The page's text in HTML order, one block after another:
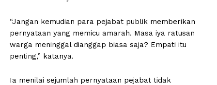
“Jangan kemudian para pejabat publik memberikan
pernyataan yang memicu amarah. Masa iya ratusan
warga meninggal dianggap biasa saja? Empati itu
penting,” katanya.
Ia menilai sejumlah pernyataan pejabat tidak